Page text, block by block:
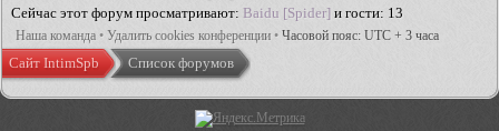
Сейчас этот форум просматривают: Baidu [Spider] и гости: 13
Наша команда • Удалить cookies конференции • Часовой пояс: UTC + 3 часа
Сайт IntimSpb Список форумов